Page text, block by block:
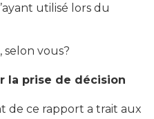
utilisé lors du
vous?
la prise de décision
de ce rapport a trait aux